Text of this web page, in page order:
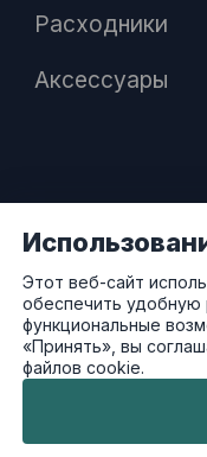
Расходники
Аксессуары
ПАРТНЕРАМ
Как стать
Этот веб-сайт
обеспечить удобную
функциональные
«Принять», вы
файлов cookie.